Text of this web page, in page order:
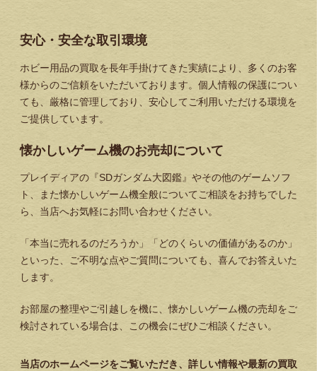
安心・安全な取引環境
ホビー用品の買取を長年手掛けてきた実績により、多くのお客
様からのご信頼をいただいております。個人情報の保護につい
ても、厳格に管理しており、安心してご利用いただける環境を
ご提供しています。
懐かしいゲーム機のお売却について
プレイディアの『SDガンダム大図鑑』やその他のゲームソフ
ト、また懐かしいゲーム機全般についてご相談をお持ちでした
ら、当店へお気軽にお問い合わせください。
「本当に売れるのだろうか」「どのくらいの価値があるのか」
といった、ご不明な点やご質問についても、喜んでお答えいた
します。
お部屋の整理やご引越しを機に、懐かしいゲーム機の売却をご
検討されている場合は、この機会にぜひご相談ください。
当店のホームページをご覧いただき、詳しい情報や最新の買取